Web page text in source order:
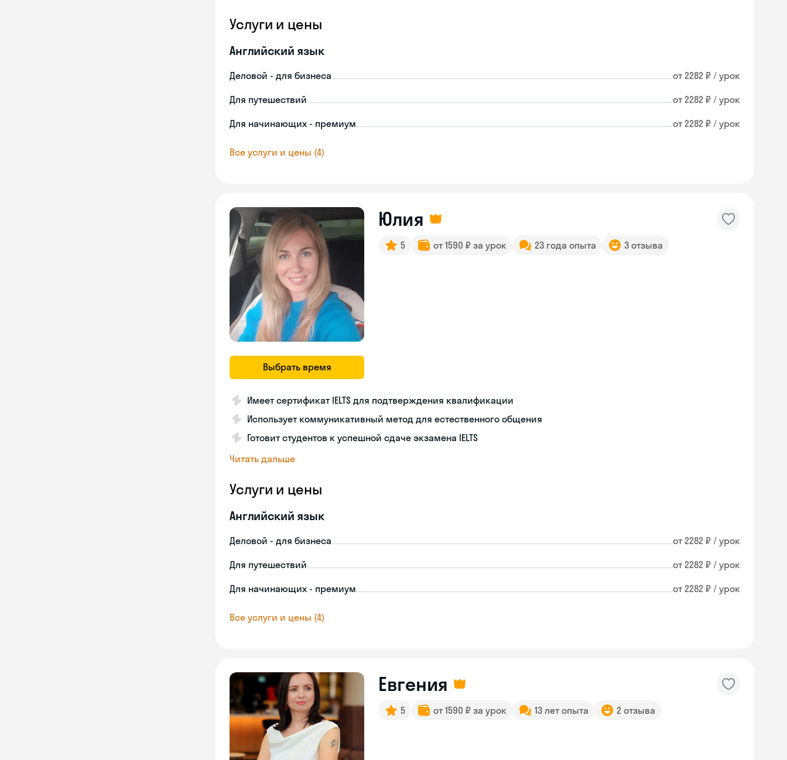
Услуги и цены
Английский язык
Деловой - для бизнеса от 2282 ₽ / урок
Для путешествий от 2282 ₽ / урок
Для начинающих - премиум от 2282 ₽ / урок
Все услуги и цены (4)
Выбрать время
Юлия
5 от 1590 ₽ за урок 23 года опыта 3 отзыва
Имеет сертификат IELTS для подтверждения квалификации
Использует коммуникативный метод для естественного общения
Готовит студентов к успешной сдаче экзамена IELTS
Читать дальше
Услуги и цены
Английский язык
Деловой - для бизнеса от 2282 ₽ / урок
Для путешествий от 2282 ₽ / урок
Для начинающих - премиум от 2282 ₽ / урок
Все услуги и цены (4)
Евгения
5 от 1590 ₽ за урок 13 лет опыта 2 отзыва